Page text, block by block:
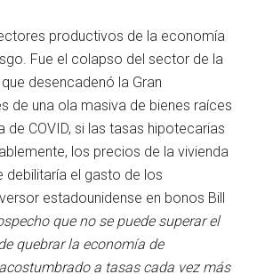
productivos de la economía
Fue el colapso del sector de la
desencadenó la Gran
de una ola masiva de bienes raíces
de COVID, si las tasas hipotecarias
los precios de la vivienda
debilitaría el gasto de los
estadounidense en bonos Bill
que no se puede superar el
quebrar la economía de
a tasas cada vez más